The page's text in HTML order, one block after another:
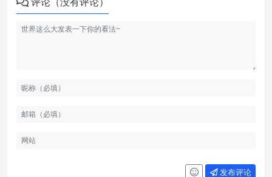
发布评论